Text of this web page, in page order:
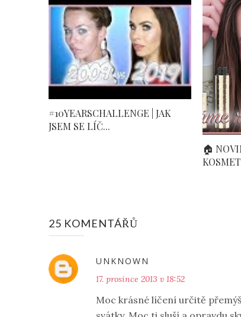
#10YEARSCHALLENGE | JAK
JSEM SE LÍČ...
🏠
25 KOMENTÁŘŮ
UNKNOWN
17. prosince 2013 v 18:52
Moc krásné líčení určitě